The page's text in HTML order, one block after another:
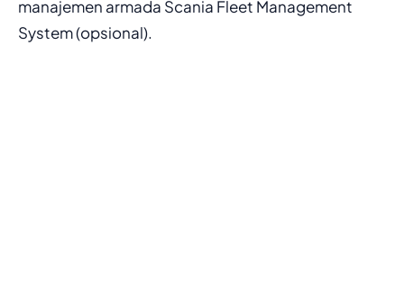
manajemen armada Scania Fleet Management
System (opsional).